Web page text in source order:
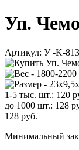
Уп.
Артикул: У -K-813
1-5 тыс. шт.: 120
до 1000 шт.: 128
128 руб.
Минимальный